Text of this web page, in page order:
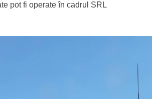
pot fi operate în cadrul SRL